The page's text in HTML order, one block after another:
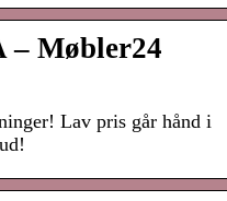
– Møbler24
Lav pris går hånd i